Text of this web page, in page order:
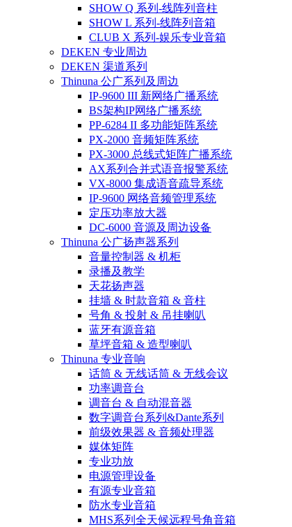
SHOW Q 系列-线阵列音柱
SHOW L 系列-线阵列音箱
CLUB X 系列-娱乐专业音箱
DEKEN 专业周边
DEKEN 渠道系列
Thinuna 公广系列及周边
IP-9600 III 新网络广播系统
BS架构IP网络广播系统
PP-6284 II 多功能矩阵系统
PX-2000 音频矩阵系统
PX-3000 总线式矩阵广播系统
AX系列合并式语音报警系统
VX-8000 集成语音疏导系统
IP-9600 网络音频管理系统
定压功率放大器
DC-6000 音源及周边设备
Thinuna 公广扬声器系列
音量控制器 & 机柜
录播及教学
天花扬声器
挂墙 & 时款音箱 & 音柱
号角 & 投射 & 吊挂喇叭
蓝牙有源音箱
草坪音箱 & 造型喇叭
Thinuna 专业音响
话筒 & 无线话筒 & 无线会议
功率调音台
调音台 & 自动混音器
数字调音台系列&Dante系列
前级效果器 & 音频处理器
媒体矩阵
专业功放
电源管理设备
有源专业音箱
防水专业音箱
MHS系列全天候远程号角音箱